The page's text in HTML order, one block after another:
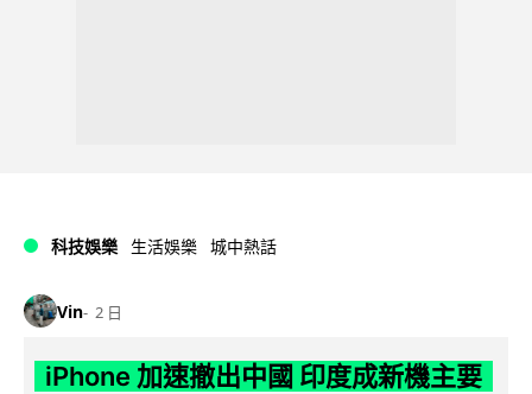
科技娛樂 生活娛樂 城中熱話
Vin 2 日
iPhone 加速撤出中國 印度成新機主要